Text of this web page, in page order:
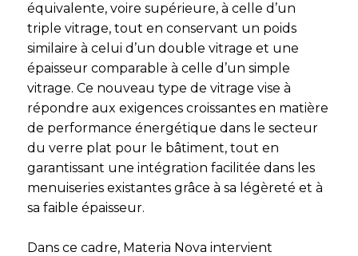
équivalente, voire supérieure, à celle d’un
triple vitrage, tout en conservant un poids
similaire à celui d’un double vitrage et une
épaisseur comparable à celle d’un simple
vitrage. Ce nouveau type de vitrage vise à
répondre aux exigences croissantes en matière
de performance énergétique dans le secteur
du verre plat pour le bâtiment, tout en
garantissant une intégration facilitée dans les
menuiseries existantes grâce à sa légèreté et à
sa faible épaisseur.
Dans ce cadre, Materia Nova intervient